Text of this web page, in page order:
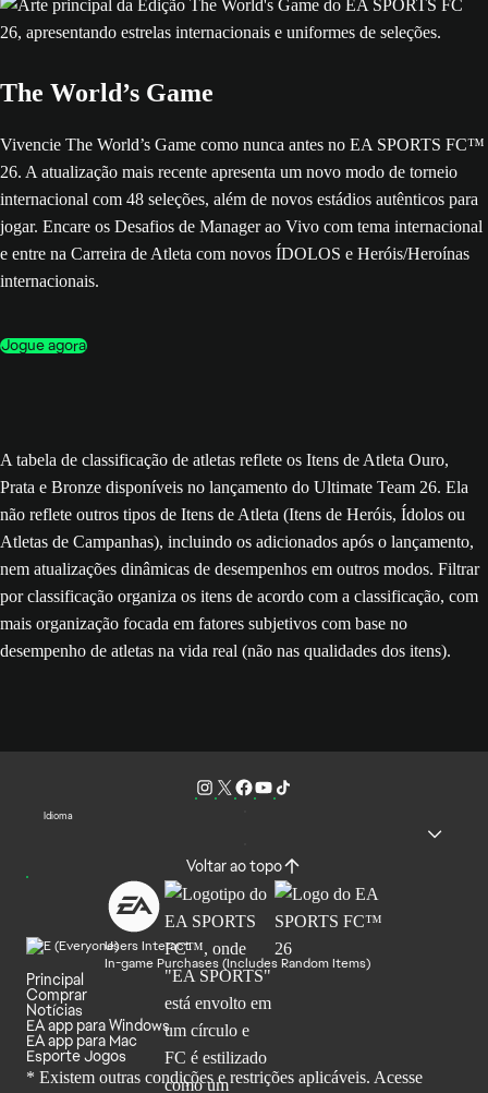
The World’s Game
Vivencie The World’s Game como nunca antes no EA SPORTS FC™
26. A atualização mais recente apresenta um novo modo de torneio
internacional com 48 seleções, além de novos estádios autênticos para
jogar. Encare os Desafios de Manager ao Vivo com tema internacional
e entre na Carreira de Atleta com novos ÍDOLOS e Heróis/Heroínas
internacionais.
Jogue agora
A tabela de classificação de atletas reflete os Itens de Atleta Ouro,
Prata e Bronze disponíveis no lançamento do Ultimate Team 26. Ela
não reflete outros tipos de Itens de Atleta (Itens de Heróis, Ídolos ou
Atletas de Campanhas), incluindo os adicionados após o lançamento,
nem atualizações dinâmicas de desempenhos em outros modos. Filtrar
por classificação organiza os itens de acordo com a classificação, com
mais organização focada em fatores subjetivos com base no
desempenho de atletas na vida real (não nas qualidades dos itens).
Idioma
Voltar ao topo
Users Interact
In-game Purchases (Includes Random Items)
Principal
Comprar
Notícias
EA app para Windows
EA app para Mac
Esporte Jogos
* Existem outras condições e restrições aplicáveis. Acesse